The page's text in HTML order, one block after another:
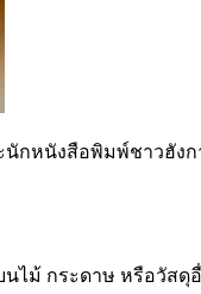
นักหนังสือพิมพ์ชาวฮังก
ไม้ กระดาษ หรือวัสดุ